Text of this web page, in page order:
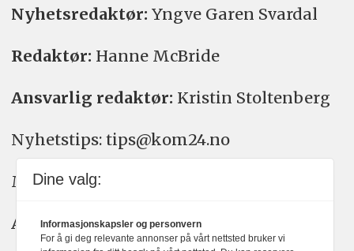
Nyhetsredaktør: Yngve Garen Svardal
Redaktør: Hanne McBride
Ansvarlig redaktør: Kristin Stoltenberg
Nyhetstips: tips@kom24.no
Meninger: meninger@kom24.no
Annonse: annonse@watchmedia.no
Dine valg:
Informasjonskapsler og personvern
For å gi deg relevante annonser på vårt nettsted bruker vi